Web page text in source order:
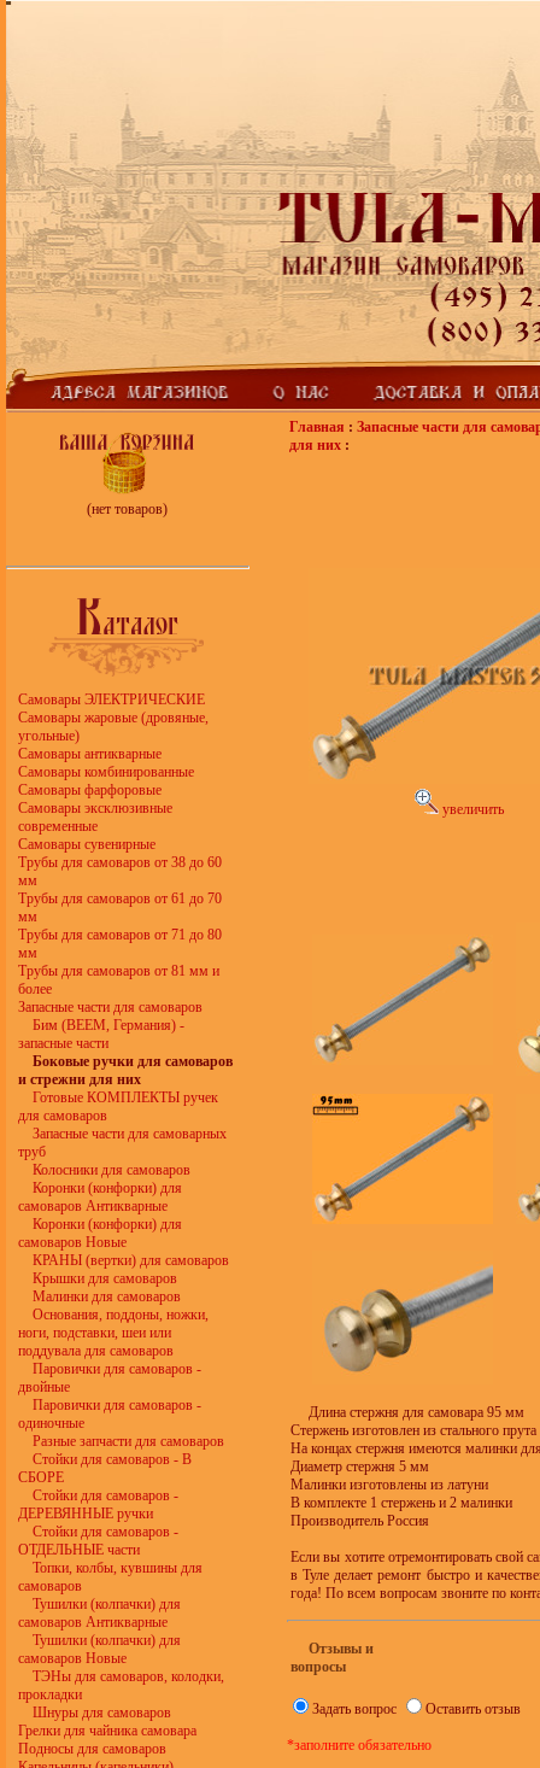
(нет товаров)
Самовары ЭЛЕКТРИЧЕСКИЕ
Самовары жаровые (дровяные,
угольные)
Самовары антикварные
Самовары комбинированные
Самовары фарфоровые
Самовары эксклюзивные
современные
Самовары сувенирные
Трубы для самоваров от 38 до 60
мм
Трубы для самоваров от 61 до 70
мм
Трубы для самоваров от 71 до 80
мм
Трубы для самоваров от 81 мм и
более
Запасные части для самоваров
Бим (BEEM, Германия) -
запасные части
Боковые ручки для самоваров
и стрежни для них
Готовые КОМПЛЕКТЫ ручек
для самоваров
Запасные части для самоварных
труб
Колосники для самоваров
Коронки (конфорки) для
самоваров Антикварные
Коронки (конфорки) для
самоваров Новые
КРАНЫ (вертки) для самоваров
Крышки для самоваров
Малинки для самоваров
Основания, поддоны, ножки,
ноги, подставки, шеи или
поддувала для самоваров
Паровички для самоваров -
двойные
Паровички для самоваров -
одиночные
Разные запчасти для самоваров
Стойки для самоваров - В
СБОРЕ
Стойки для самоваров -
ДЕРЕВЯННЫЕ ручки
Стойки для самоваров -
ОТДЕЛЬНЫЕ части
Топки, колбы, кувшины для
самоваров
Тушилки (колпачки) для
самоваров Антикварные
Тушилки (колпачки) для
самоваров Новые
ТЭНы для самоваров, колодки,
прокладки
Шнуры для самоваров
Грелки для чайника самовара
Подносы для самоваров
Главная : Запасные части для
для них :
увеличить
Длина стержня для самовара 95 мм
Стержень изготовлен из стального
На концах стержня имеются малинки
Диаметр стержня 5 мм
Малинки изготовлены из латуни
В комплекте 1 стержень и 2 малинки
Производитель Россия
Если вы хотите отремонтировать свой
в Туле делает ремонт быстро и
года! По всем вопросам звоните по
Отзывы и
вопросы
Задать вопрос Оставить отзыв
*заполните обязательно